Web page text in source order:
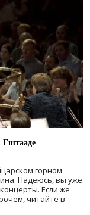
Гштааде
горном
Надеюсь, вы уже
Если же
читайте в